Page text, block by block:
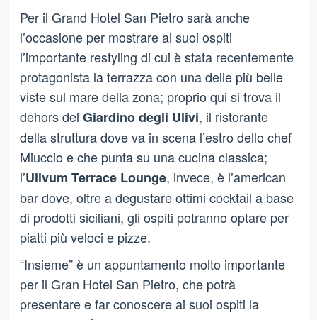
Per il Grand Hotel San Pietro sarà anche
l’occasione per mostrare ai suoi ospiti
l’importante restyling di cui è stata recentemente
protagonista la terrazza con una delle più belle
viste sul mare della zona; proprio qui si trova il
dehors del Giardino degli Ulivi, il ristorante
della struttura dove va in scena l’estro dello chef
Miuccio e che punta su una cucina classica;
l’Ulivum Terrace Lounge, invece, è l’american
bar dove, oltre a degustare ottimi cocktail a base
di prodotti siciliani, gli ospiti potranno optare per
piatti più veloci e pizze.
“Insieme” è un appuntamento molto importante
per il Gran Hotel San Pietro, che potrà
presentare e far conoscere ai suoi ospiti la